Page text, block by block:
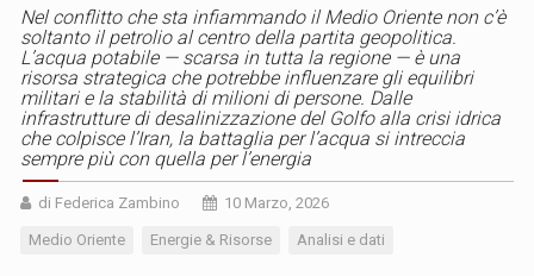
Nel conflitto che sta infiammando il Medio Oriente non c’è
soltanto il petrolio al centro della partita geopolitica.
L’acqua potabile — scarsa in tutta la regione — è una
risorsa strategica che potrebbe influenzare gli equilibri
militari e la stabilità di milioni di persone. Dalle
infrastrutture di desalinizzazione del Golfo alla crisi idrica
che colpisce l’Iran, la battaglia per l’acqua si intreccia
sempre più con quella per l’energia
di Federica Zambino 10 Marzo, 2026
Medio Oriente Energie & Risorse Analisi e dati